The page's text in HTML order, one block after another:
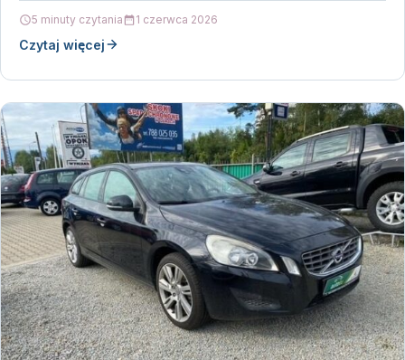
5 minuty czytania 1 czerwca 2026
Czytaj więcej